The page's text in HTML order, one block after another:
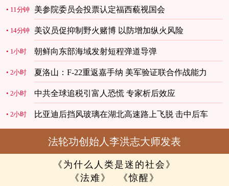
11分钟 美参院委员会投票认定福西藐视国会
14分钟 美议员促抑制野火赌博 以防增加纵火风险
1小时 朝鲜向东部海域发射短程弹道导弹
2小时 夏洛山：F-22重返嘉手纳 美军验证联合作战能力
2小时 中共全球追税引富人恐慌 专家析后效应
2小时 比亚迪后挡风玻璃在湖北高速路上飞脱 击中后车
法轮功创始人李洪志大师发表
《为什么人类是迷的社会》
《法难》
《惊醒》